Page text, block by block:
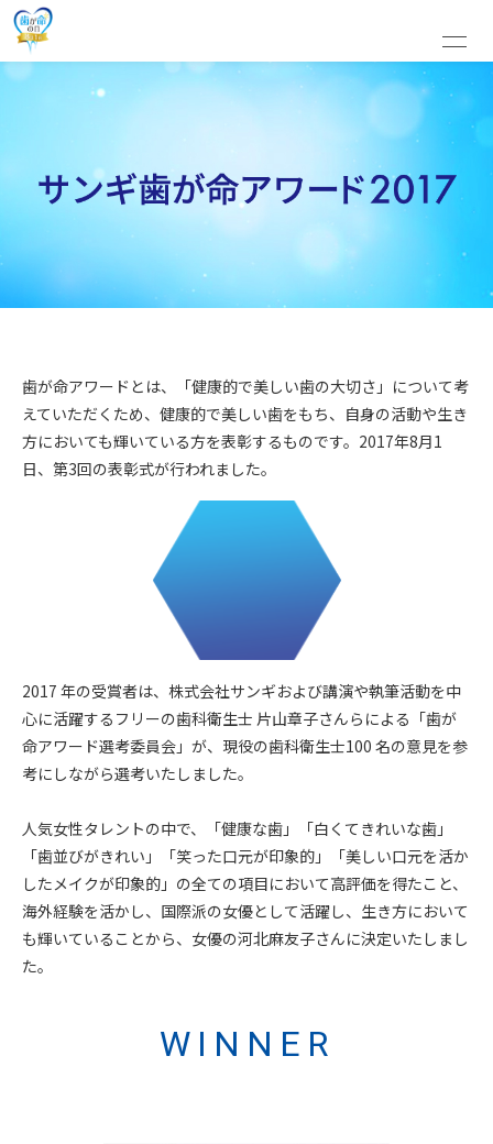
歯が命アワードとは、「健康的で美しい歯の大切さ」について考
えていただくため、健康的で美しい歯をもち、自身の活動や生き
方においても輝いている方を表彰するものです。2017年8月1
日、第3回の表彰式が行われました。
2017 年の受賞者は、株式会社サンギおよび講演や執筆活動を中
心に活躍するフリーの歯科衛生士 片山章子さんらによる「歯が
命アワード選考委員会」が、現役の歯科衛生士100 名の意見を参
考にしながら選考いたしました。
人気女性タレントの中で、「健康な歯」「白くてきれいな歯」
「歯並びがきれい」「笑った口元が印象的」「美しい口元を活か
したメイクが印象的」の全ての項目において高評価を得たこと、
海外経験を活かし、国際派の女優として活躍し、生き方において
も輝いていることから、女優の河北麻友子さんに決定いたしまし
た。
WINNER